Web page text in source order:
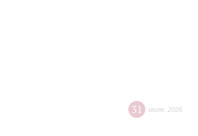
31 июля 2026